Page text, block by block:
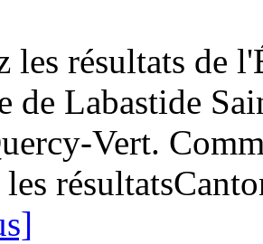
les résultats de
de Labastide
Vert.